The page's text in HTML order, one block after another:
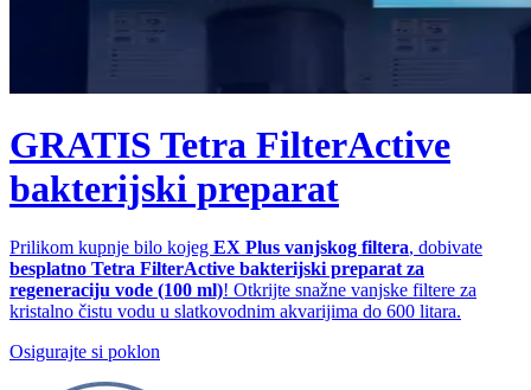
GRATIS Tetra FilterActive
bakterijski preparat
Prilikom kupnje bilo kojeg EX Plus vanjskog filtera, dobivate
besplatno Tetra FilterActive bakterijski preparat za
regeneraciju vode (100 ml)! Otkrijte snažne vanjske filtere za
kristalno čistu vodu u slatkovodnim akvarijima do 600 litara.
Osigurajte si poklon